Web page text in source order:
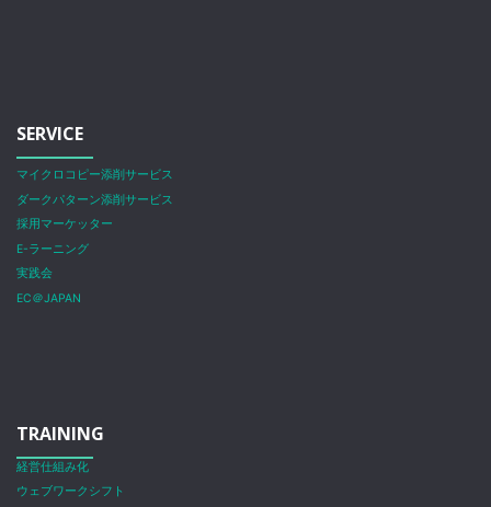
SERVICE
マイクロコピー添削サービス
ダークパターン添削サービス
採用マーケッター
E-ラーニング
実践会
EC＠JAPAN
TRAINING
経営仕組み化
ウェブワークシフト